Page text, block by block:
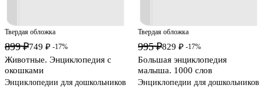
Твердая обложка
899 ₽749 ₽ -17%
Животные. Энциклопедия с
окошками
Энциклопедии для дошкольников
Твердая обложка
995 ₽829 ₽ -17%
Большая энциклопедия
малыша. 1000 слов
Энциклопедии для дошкольников